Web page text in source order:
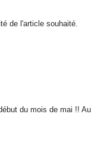
de l'article souhaité.
du mois de mai !!